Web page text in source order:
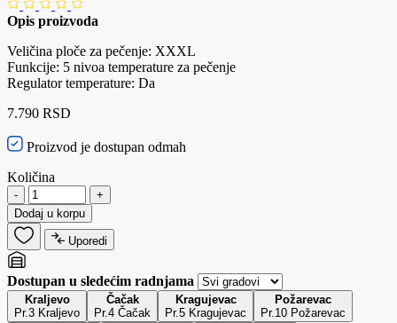
Opis proizvoda
Veličina ploče za pečenje: XXXL
Funkcije: 5 nivoa temperature za pečenje
Regulator temperature: Da
7.790 RSD
Proizvod je dostupan odmah
Količina
-
+
Dodaj u korpu
Uporedi
Dostupan u sledećim radnjama
Kraljevo
Pr.3 Kraljevo
Čačak
Pr.4 Čačak
Kragujevac
Pr.5 Kragujevac
Požarevac
Pr.10 Požarevac